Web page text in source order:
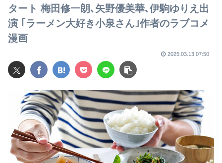
タート 梅田修一朗､矢野優美華､伊駒ゆりえ出
演 ｢ラーメン大好き小泉さん｣作者のラブコメ
漫画
2025.03.13 07:50